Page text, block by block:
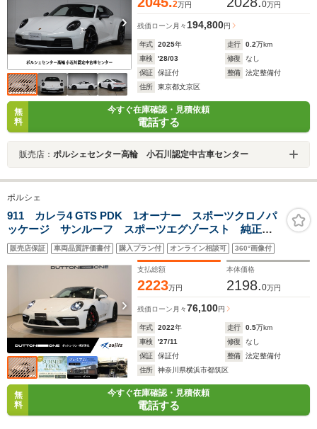
2万円 0万円
残価ローン 月々 194,800円
年式 2025年 走行 0.2万km
車検
'28/03 修復
なし
保証
保証付 整備
法定整備付
住所
東京都文京区
無
料
今すぐ在庫確認・見積依頼
電話する
販売店： ポルシェセンター高輪 小石川認定中古車センター
ポルシェ
911 カレラ4 GTS PDK 1オーナー スポーツクロノパ
ッケージ サンルーフ スポーツエグゾースト 純正ナ
ビ サラウンドビューカメラ シートヒーター クルー
ズコントロール パワーシート 純正20/21インチAW
ライトデザインPKG
販売店保証 車両品質評価書付 購入プラン付 オンライン相談可 360°画像付
支払総額
2223万円
本体価格
2198.0万円
残価ローン 月々76,100円
年式 2022年 走行 0.5万km
車検
'27/11 修復
なし
保証
保証付 整備
法定整備付
住所
神奈川県横浜市都筑区
無
料
今すぐ在庫確認・見積依頼
電話する